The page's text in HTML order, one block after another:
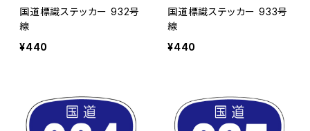
国道標識ステッカー 932号
線
¥440
国道標識ステッカー 933号
線
¥440